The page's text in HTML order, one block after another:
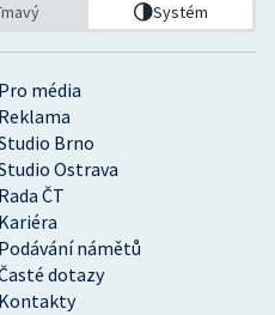
Pro média
Reklama
Brno
Ostrava
Rada ČT
Kariéra
Podávání námětů
dotazy
Kontakty
Systém